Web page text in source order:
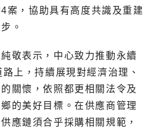
案，協助具有高度共識及重建
。
敬表示，中心致力推動永續
上，持續展現對經濟治理、
關懷，依照都更相關法令及
的美好目標。在供應商管理
應鏈須合乎採購相關規範，